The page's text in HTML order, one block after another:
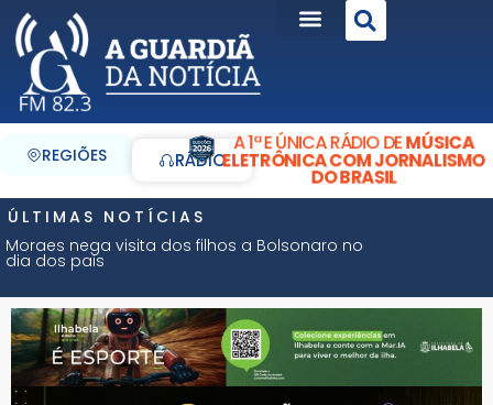
REGIÕES RÁDIO
A 1ª E ÚNICA RÁDIO DEMÚSICA
ELETRÔNICA COM JORNALISMO
DO BRASIL
ÚLTIMAS NOTÍCIAS
Moraes nega visita dos filhos a Bolsonaro no
dia dos pais